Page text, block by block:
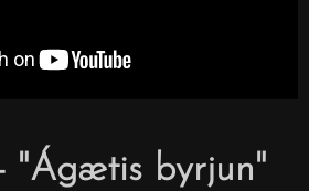
"Ágætis byrjun"